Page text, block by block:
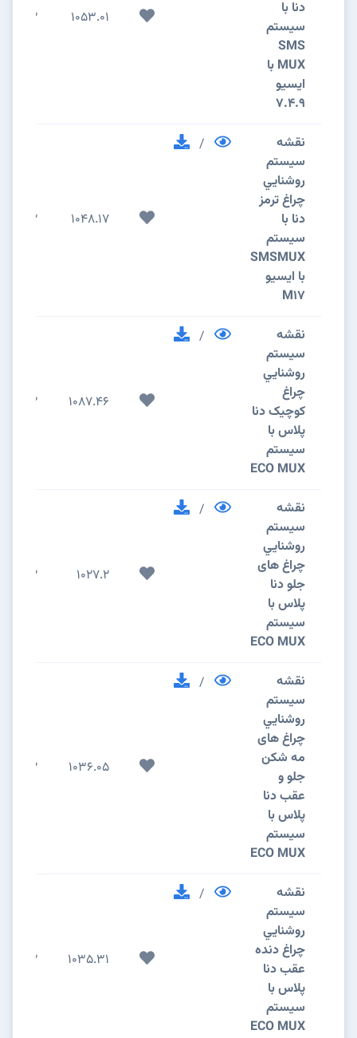
دنا با
سیستم
SMS
MUX با
ایسیو
7.4.9
1053.01
2
نقشه
سيستم
روشنايي
چراغ ترمز
دنا با
سیستم
SMSMUX
با ایسیو
M17
/
1048.17
2
نقشه
سيستم
روشنايي
چراغ
کوچیک دنا
پلاس با
سیستم
ECO MUX
/
1087.46
2
نقشه
سيستم
روشنايي
چراغ های
جلو دنا
پلاس با
سیستم
ECO MUX
/
1027.2
2
نقشه
سيستم
روشنايي
چراغ های
مه شکن
جلو و
عقب دنا
پلاس با
سیستم
ECO MUX
/
1036.05
2
نقشه
سيستم
روشنايي
چراغ دنده
عقب دنا
پلاس با
سیستم
ECO MUX
/
1035.31
2